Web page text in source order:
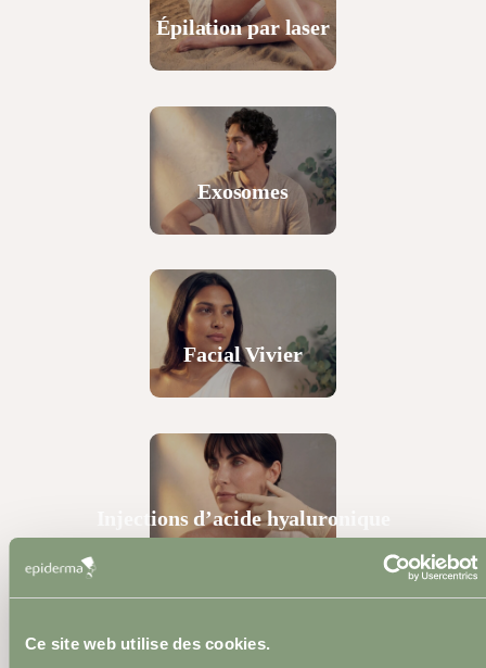
Ce site web utilise des cookies.
Épilation par laser
Exosomes
Facial Vivier
Injections d’acide hyaluronique